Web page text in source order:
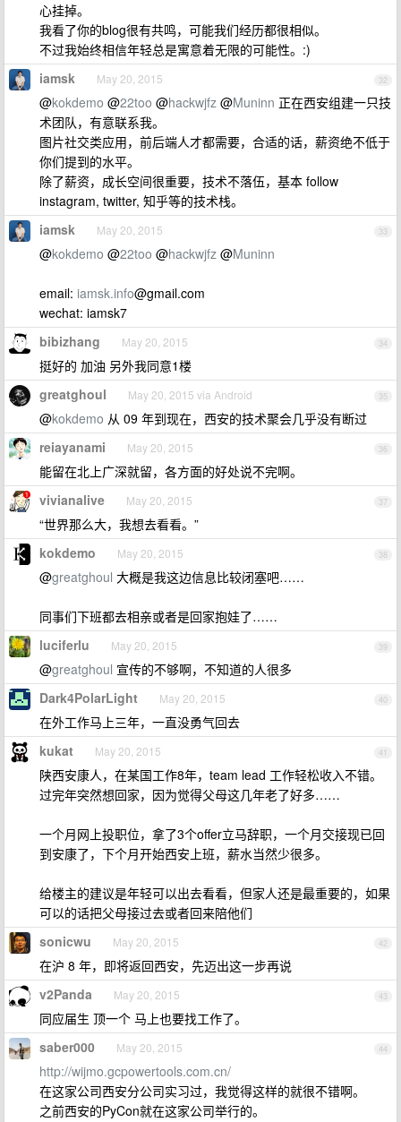
心挂掉。
我看了你的blog很有共鸣，可能我们经历都很相似。
不过我始终相信年轻总是寓意着无限的可能性。:)
32
iamsk May 20, 2015
@kokdemo @22too @hackwjfz @Muninn 正在西安组建一只技
术团队，有意联系我。
图片社交类应用，前后端人才都需要，合适的话，薪资绝不低于
你们提到的水平。
除了薪资，成长空间很重要，技术不落伍，基本 follow
instagram, twitter, 知乎等的技术栈。
33
iamsk May 20, 2015
@kokdemo @22too @hackwjfz @Muninn
email: iamsk.info@gmail.com
wechat: iamsk7
34
bibizhang May 20, 2015
挺好的 加油 另外我同意1楼
35
greatghoul May 20, 2015 via Android
@kokdemo 从 09 年到现在，西安的技术聚会几乎没有断过
36
reiayanami May 20, 2015
能留在北上广深就留，各方面的好处说不完啊。
37
vivianalive May 20, 2015
“世界那么大，我想去看看。”
38
kokdemo May 20, 2015
@greatghoul 大概是我这边信息比较闭塞吧……
同事们下班都去相亲或者是回家抱娃了……
39
luciferlu May 20, 2015
@greatghoul 宣传的不够啊，不知道的人很多
40
Dark4PolarLight May 20, 2015
在外工作马上三年，一直没勇气回去
41
kukat May 20, 2015
陕西安康人，在某国工作8年，team lead 工作轻松收入不错。
过完年突然想回家，因为觉得父母这几年老了好多……
一个月网上投职位，拿了3个offer立马辞职，一个月交接现已回
到安康了，下个月开始西安上班，薪水当然少很多。
给楼主的建议是年轻可以出去看看，但家人还是最重要的，如果
可以的话把父母接过去或者回来陪他们
42
sonicwu May 20, 2015
在沪 8 年，即将返回西安，先迈出这一步再说
43
v2Panda May 20, 2015
同应届生 顶一个 马上也要找工作了。
44
saber000 May 20, 2015
http://wijmo.gcpowertools.com.cn/
在这家公司西安分公司实习过，我觉得这样的就很不错啊。
之前西安的PyCon就在这家公司举行的。